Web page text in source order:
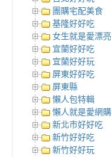
團購宅配美食
基隆好好吃
女生就是愛漂亮
宜蘭好好吃
宜蘭好好玩
屏東好好吃
屏東縣
懶人包特輯
懶人就是愛網購
新北市好好吃
新竹好好吃
新竹好好玩